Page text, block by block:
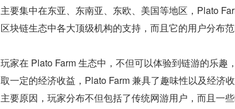
主要集中在东亚、东南亚、东欧、美国等地区，Plato
区块链生态中各大顶级机构的支持，而且它的用户分布范
玩家在 Plato Farm 生态中，不但可以体验到链游的乐趣
取一定的经济收益，Plato Farm 兼具了趣味性以及经济
主要原因，玩家分布不但包括了传统网游用户，而且一